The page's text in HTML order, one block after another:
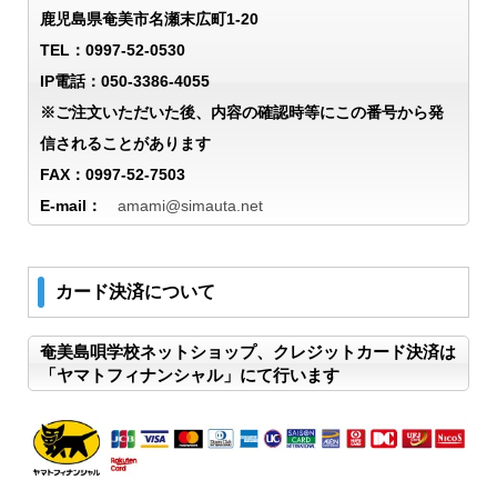
鹿児島県奄美市名瀬末広町1-20
TEL：0997-52-0530
IP電話：050-3386-4055
※ご注文いただいた後、内容の確認時等にこの番号から発
信されることがあります
FAX：0997-52-7503
E-mail： amami@simauta.net
カード決済について
奄美島唄学校ネットショップ、クレジットカード決済は
「ヤマトフィナンシャル」にて行います